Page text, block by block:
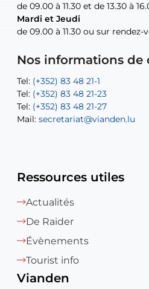
de 09.00 à 11.30 et de 13.30 à
Mardi et Jeudi
de 09.00 à 11.30 ou sur rendez-
Nos informations de
Tel: (+352) 83 48 21-1
Tel: (+352) 83 48 21-23
Tel: (+352) 83 48 21-27
Mail: secretariat@vianden.lu
de 09.00 à 11.30 et de 13.30 à
Mardi et Jeudi
de 09.00 à 11.30 ou sur rendez-
Tel: (+352) 83 48 21-20
Tel: (+352) 83 48 21-22
Mail:sofia.carvalho@vianden.lu
Mail: diane.storn@vianden.lu
Mail:recette@vianden.lu
Tel:(+352) 83 48 21-31
Tel:Permanence (Fuite d’eau) :
Ressources utiles
Actualités
De Raider
Évènements
Tourist info
Vianden